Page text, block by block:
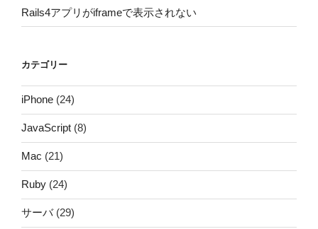
Rails4アプリがiframeで表示されない
カテゴリー
iPhone (24)
JavaScript (8)
Mac (21)
Ruby (24)
サーバ(29)